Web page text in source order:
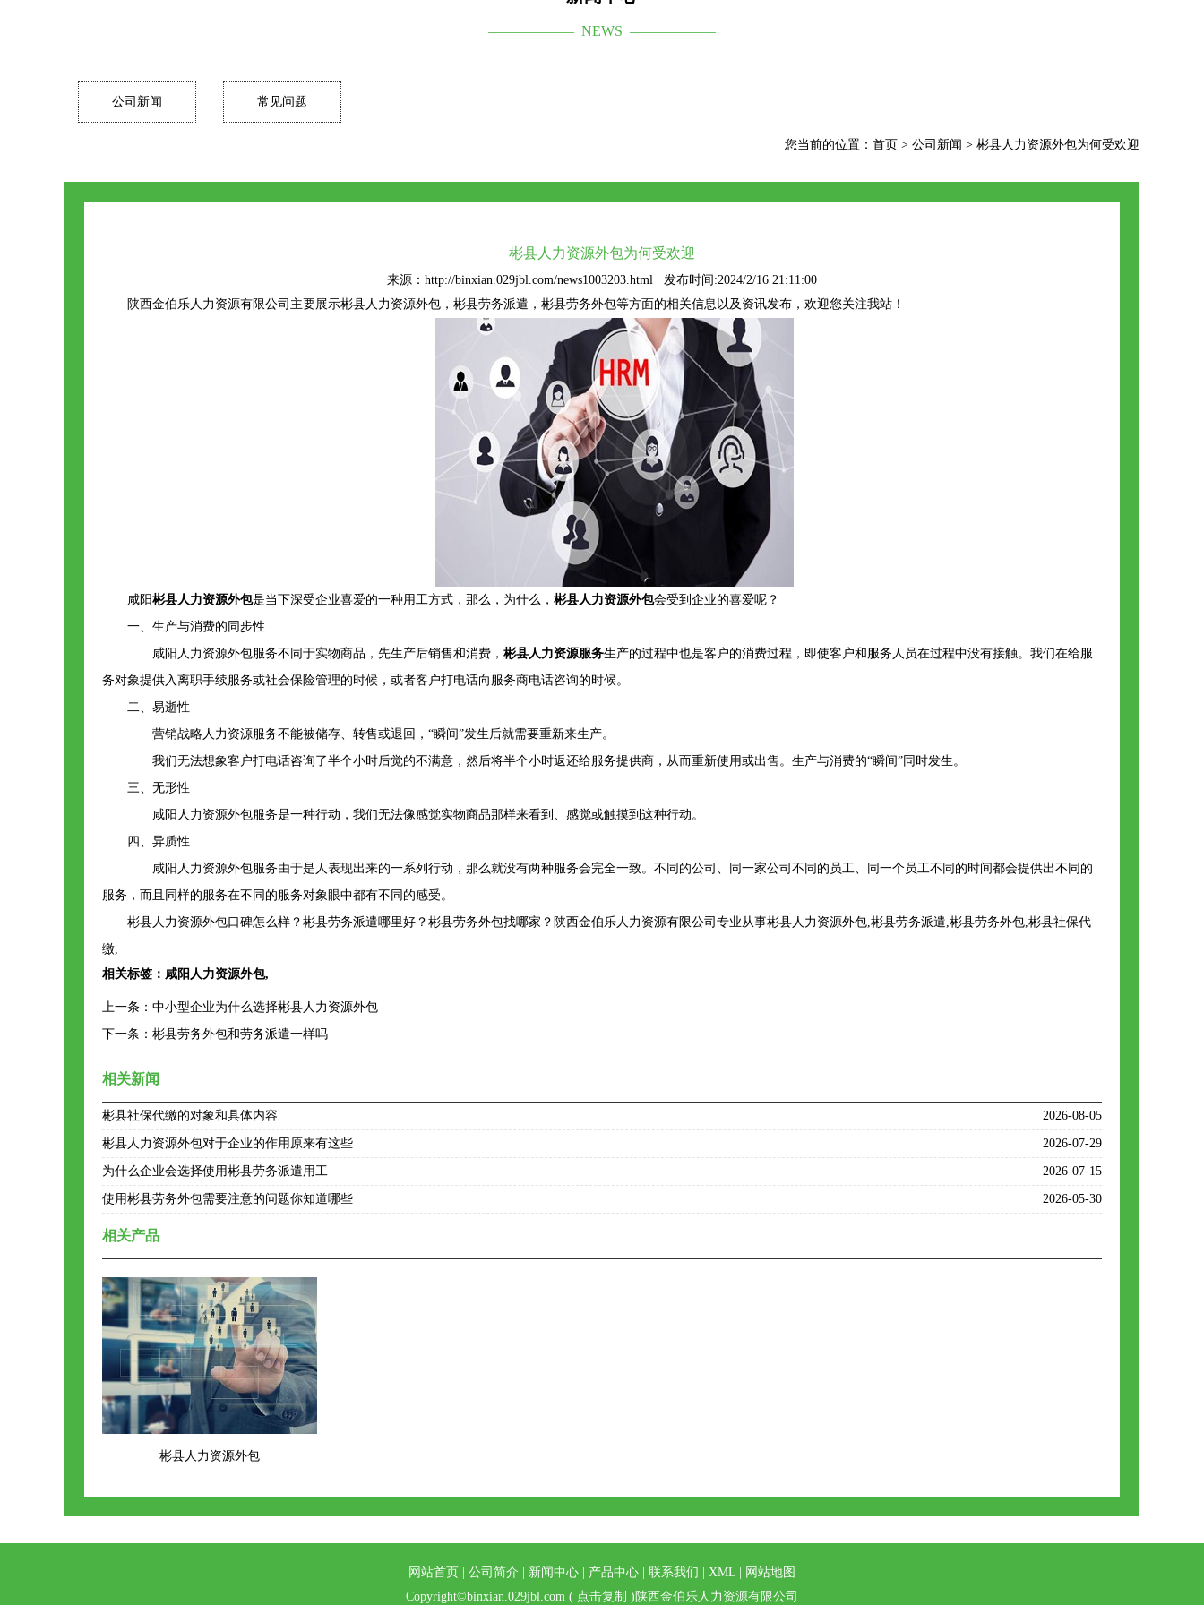
—————— NEWS ——————
公司新闻 常见问题
您当前的位置： 首页 > 公司新闻 > 彬县人力资源外包为何受欢迎
彬县人力资源外包为何受欢迎
来源：http://binxian.029jbl.com/news1003203.html 发布时间:2024/2/16 21:11:00
陕西金伯乐人力资源有限公司主要展示彬县人力资源外包 ，彬县劳务派遣，彬县劳务外包等方面的相关信息以及资讯发布，欢迎您关注我站！
咸阳彬县人力资源外包是当下深受企业喜爱的一种用工方式，那么，为什么， 彬县人力资源外包会受到企业的喜爱呢？
一、生产与消费的同步性
咸阳人力资源外包服务不同于实物商品，先生产后销售和消费， 彬县人力资源服务生产的过程中也是客户的消费过程，即使客户和服务人员在过程中没有接触。我们在给服
务对象提供入离职手续服务或社会保险管理的时候，或者客户打电话向服务商电话咨询的时候。
二、易逝性
营销战略人力资源服务不能被储存、转售或退回，“瞬间”发生后就需要重新来生产。
我们无法想象客户打电话咨询了半个小时后觉的不满意，然后将半个小时返还给服务提供商，从而重新使用或出售。生产与消费的“瞬间”同时发生。
三、无形性
咸阳人力资源外包服务是一种行动，我们无法像感觉实物商品那样来看到、感觉或触摸到这种行动。
四、异质性
咸阳人力资源外包服务由于是人表现出来的一系列行动，那么就没有两种服务会完全一致。不同的公司、同一家公司不同的员工、同一个员工不同的时间都会提供出不同的
服务，而且同样的服务在不同的服务对象眼中都有不同的感受。
彬县人力资源外包口碑怎么样？彬县劳务派遣哪里好？彬县劳务外包找哪家？陕西金伯乐人力资源有限公司专业从事彬县人力资源外包,彬县劳务派遣,彬县劳务外包,彬县社保代
缴,
相关标签： 咸阳人力资源外包,
上一条： 中小型企业为什么选择彬县人力资源外包
下一条： 彬县劳务外包和劳务派遣一样吗
相关新闻
彬县社保代缴的对象和具体内容 2026-08-05
彬县人力资源外包对于企业的作用原来有这些 2026-07-29
为什么企业会选择使用彬县劳务派遣用工 2026-07-15
使用彬县劳务外包需要注意的问题你知道哪些 2026-05-30
相关产品
彬县人力资源外包
网站首页 公司简介 新闻中心 产品中心 联系我们 XML
网站地图
Copyright©binxian.029jbl.com ( 点击复制 )陕西金伯乐人力资源有限公司